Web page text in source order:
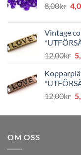
8,00kr
Vintage
12,00kr
12,00kr
OM OSS